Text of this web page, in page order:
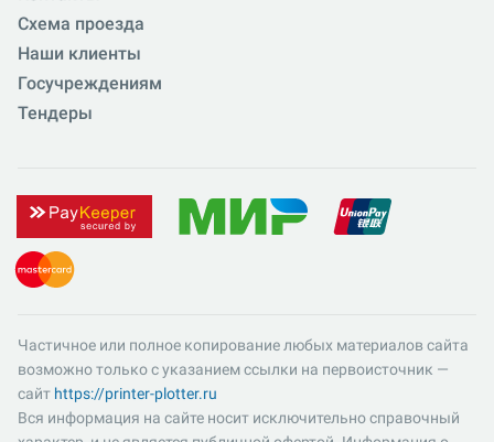
Схема проезда
Наши клиенты
Госучреждениям
Тендеры
Частичное или полное копирование любых материалов сайта
возможно только с указанием ссылки на первоисточник —
сайт https://printer-plotter.ru
Вся информация на сайте носит исключительно справочный